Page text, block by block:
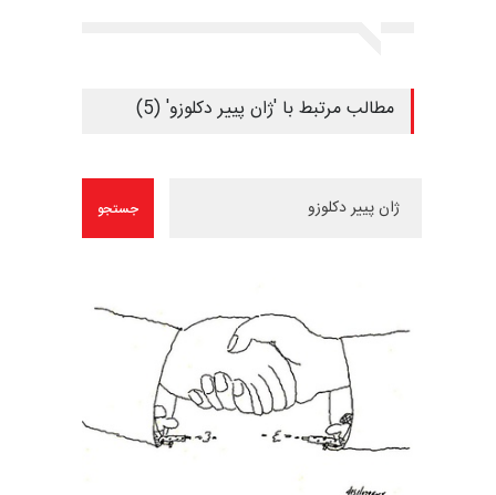
مطالب مرتبط با 'ژان پییر دکلوزو' (5)